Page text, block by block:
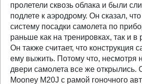
пролетели сквозь облака и были
подлете к аэродрому. Он сказал,
систему посадки самолета по
раньше как на тренировках, так и в
Он также считает, что конструкция
ему выжить. Потому что, несмотря
двери самолета все же открылись.
Mooney M20J с рамой гоночного